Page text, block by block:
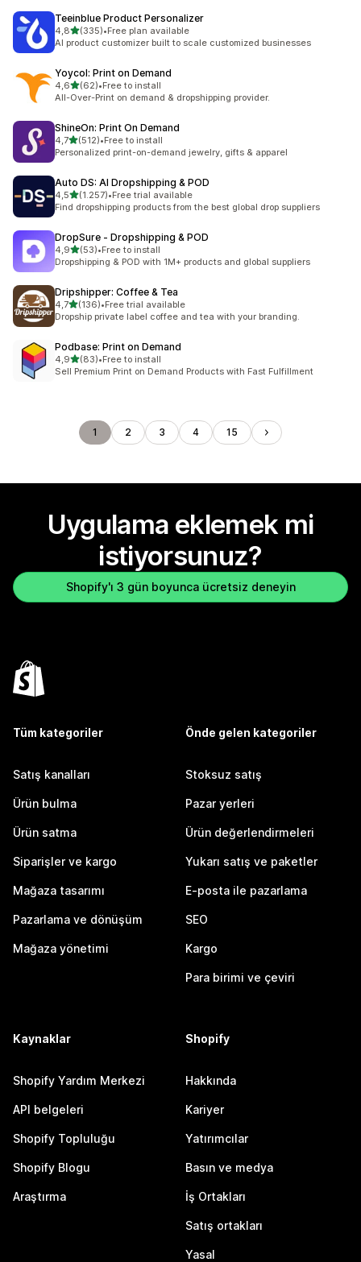
Teeinblue Product Personalizer
4,85 yıldız üzerinden
(335)
toplam 335 değerlendirme
•Free plan available
AI product customizer built to scale customized businesses
Yoycol: Print on Demand
4,65 yıldız üzerinden
(62)
toplam 62 değerlendirme
•Free to install
All-Over-Print on demand & dropshipping provider.
ShineOn: Print On Demand
4,75 yıldız üzerinden
(512)
toplam 512 değerlendirme
•Free to install
Personalized print-on-demand jewelry, gifts & apparel
Auto DS: AI Dropshipping & POD
4,55 yıldız üzerinden
(1.257)
toplam 1257 değerlendirme
•Free trial available
Find dropshipping products from the best global drop suppliers
DropSure ‑ Dropshipping & POD
4,95 yıldız üzerinden
(53)
toplam 53 değerlendirme
•Free to install
Dropshipping & POD with 1M+ products and global suppliers
Dripshipper: Coffee & Tea
4,75 yıldız üzerinden
(136)
toplam 136 değerlendirme
•Free trial available
Dropship private label coffee and tea with your branding.
Podbase: Print on Demand
4,95 yıldız üzerinden
(83)
toplam 83 değerlendirme
•Free to install
Sell Premium Print on Demand Products with Fast Fulfillment
1 2 3 4 15
Uygulama eklemek mi
istiyorsunuz?
Shopify'ı 3 gün boyunca ücretsiz deneyin
Tüm kategoriler
Satış kanalları
Ürün bulma
Ürün satma
Siparişler ve kargo
Mağaza tasarımı
Pazarlama ve dönüşüm
Mağaza yönetimi
Önde gelen kategoriler
Stoksuz satış
Pazar yerleri
Ürün değerlendirmeleri
Yukarı satış ve paketler
E-posta ile pazarlama
SEO
Kargo
Para birimi ve çeviri
Kaynaklar
Shopify Yardım Merkezi
API belgeleri
Shopify Topluluğu
Shopify Blogu
Araştırma
Shopify
Hakkında
Kariyer
Yatırımcılar
Basın ve medya
İş Ortakları
Satış ortakları
Yasal